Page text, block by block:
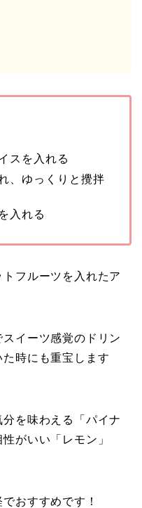
スを入れる
、ゆっくりと攪拌
入れる
フルーツを入れたア
イーツ感覚のドリン
時にも重宝します
を味わえる「パイナ
がいい「レモン」
おすすめです！